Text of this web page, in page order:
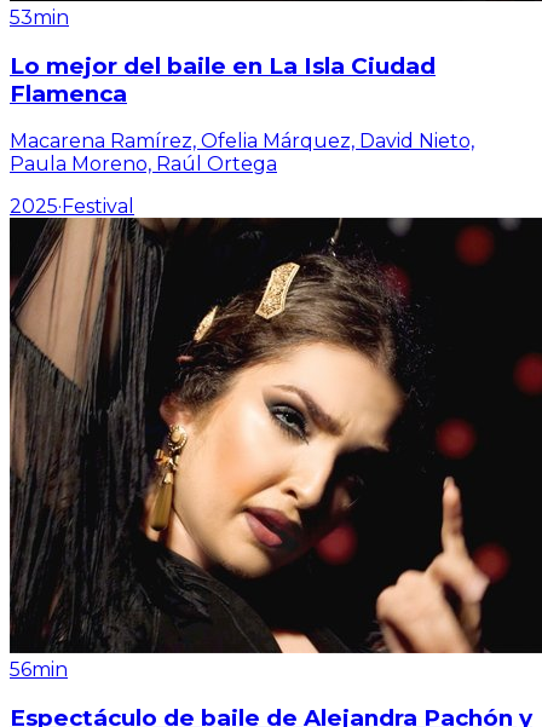
53min
Lo mejor del baile en La Isla Ciudad
Flamenca
Macarena Ramírez, Ofelia Márquez, David Nieto,
Paula Moreno, Raúl Ortega
2025· Festival
56min
Espectáculo de baile de Alejandra Pachón y